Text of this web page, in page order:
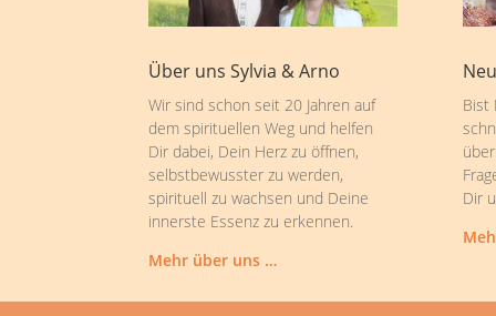
Über uns Sylvia & Arno
Wir sind schon seit 20 Jahren auf
dem spirituellen Weg und helfen
Dir dabei, Dein Herz zu öffnen,
selbstbewusster zu werden,
spirituell zu wachsen und Deine
innerste Essenz zu erkennen.
Mehr über uns …
Bist
Dir